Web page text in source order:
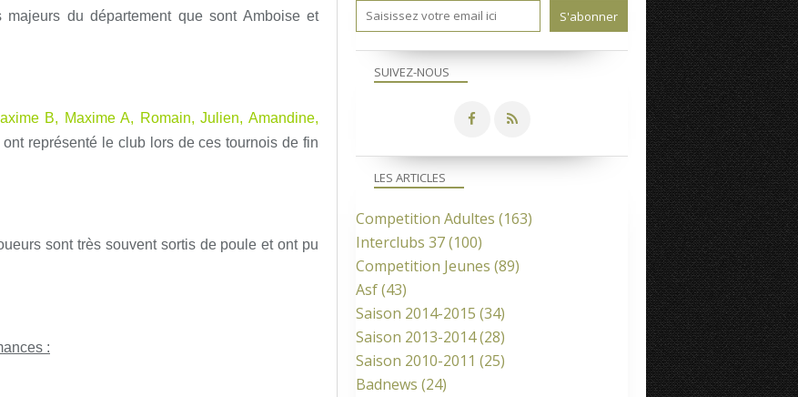
du département que sont Amboise et
B, Maxime A, Romain, Julien, Amandine,
ont représenté le club lors de ces tournois de fin
sont très souvent sortis de poule et ont pu
:
SUIVEZ-NOUS
LES ARTICLES
Competition Adultes (163)
Interclubs 37(100)
Competition Jeunes (89)
Asf(43)
Saison 2014-2015 (34)
Saison 2013-2014(28)
Saison 2010-2011 (25)
Badnews (24)